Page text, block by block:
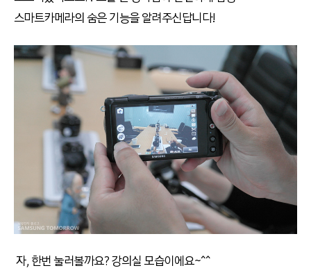
스마트카메라의 숨은 기능을 알려주신답니다!
자, 한번 눌러볼까요? 강의실 모습이에요~^^